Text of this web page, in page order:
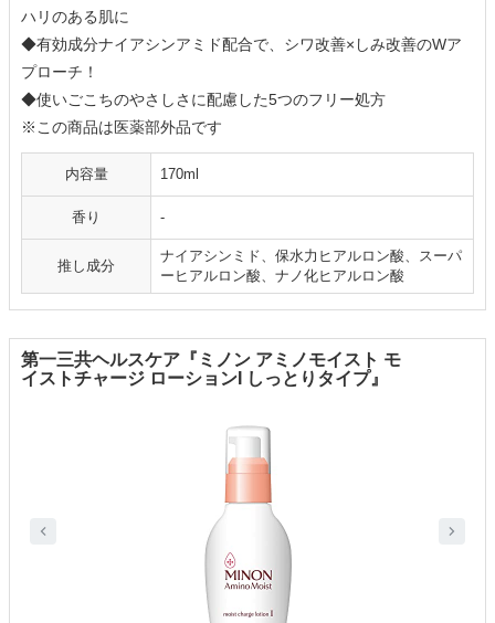
ハリのある肌に
◆有効成分ナイアシンアミド配合で、シワ改善×しみ改善のWア
プローチ！
◆使いごこちのやさしさに配慮した5つのフリー処方
※この商品は医薬部外品です
内容量 170ml
香り -
推し成分
ナイアシンミド、保水力ヒアルロン酸、スーパ
ーヒアルロン酸、ナノ化ヒアルロン酸
第一三共ヘルスケア『ミノン アミノモイスト モ
イストチャージ ローションI しっとりタイプ』